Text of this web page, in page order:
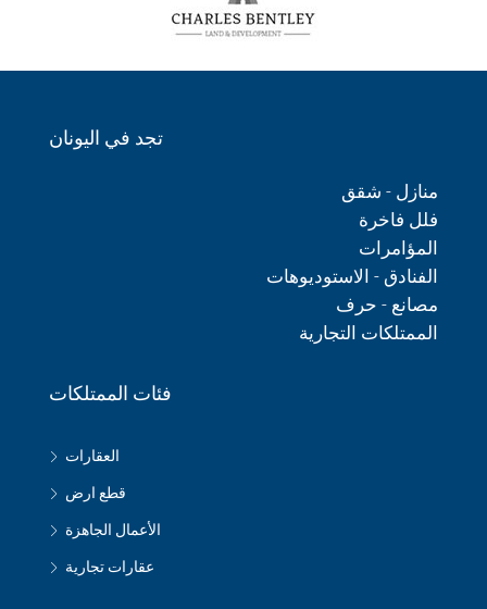
تجد في اليونان
منازل - شقق
فلل فاخرة
المؤامرات
الفنادق - الاستوديوهات
مصانع - حرف
الممتلكات التجارية
فئات الممتلكات
العقارات
قطع ارض
الأعمال الجاهزة
عقارات تجارية